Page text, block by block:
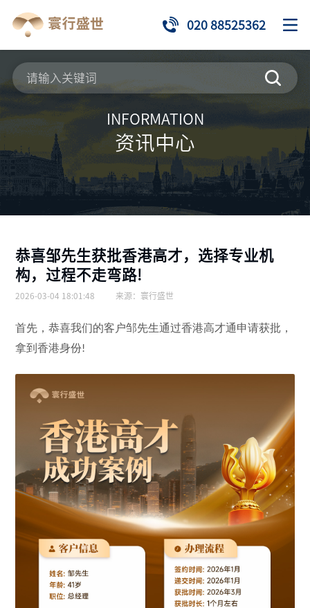
020 88525362
INFORMATION
资讯中心
恭喜邹先生获批香港高才，选择专业机
构，过程不走弯路!
2026-03-04 18:01:48 来源： 寰行盛世
首先，恭喜我们的客户邹先生通过香港高才通申请获批，
拿到香港身份!